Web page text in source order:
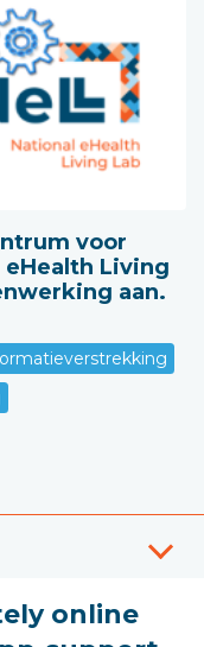
voor
Living
aan.
online